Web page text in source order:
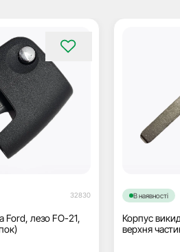
32830
Ford, лезо FO-21,
В наявності
Корпус
верхня